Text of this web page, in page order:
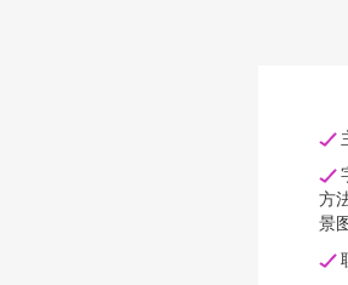
方
景